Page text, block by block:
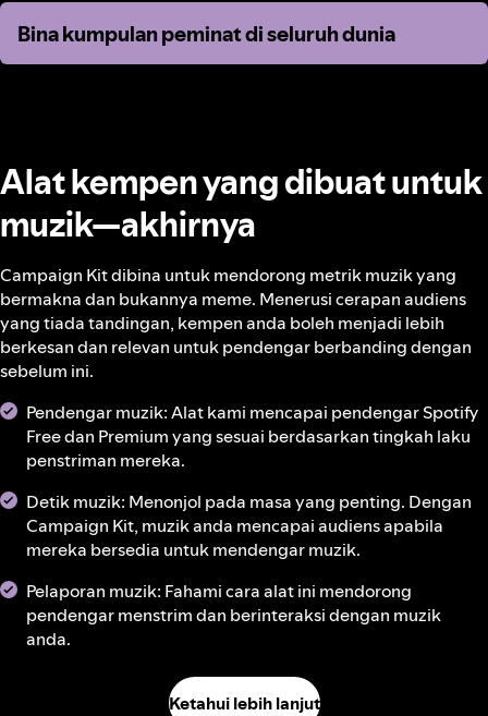
Bina kumpulan peminat di seluruh dunia
Bina kumpulan peminat di seluruh dunia
Alat kempen yang dibuat untuk
muzik—akhirnya
Campaign Kit dibina untuk mendorong metrik muzik yang
bermakna dan bukannya meme. Menerusi cerapan audiens
yang tiada tandingan, kempen anda boleh menjadi lebih
berkesan dan relevan untuk pendengar berbanding dengan
sebelum ini.
Pendengar muzik: Alat kami mencapai pendengar Spotify
Free dan Premium yang sesuai berdasarkan tingkah laku
penstriman mereka.
Detik muzik: Menonjol pada masa yang penting. Dengan
Campaign Kit, muzik anda mencapai audiens apabila
mereka bersedia untuk mendengar muzik.
Pelaporan muzik: Fahami cara alat ini mendorong
pendengar menstrim dan berinteraksi dengan muzik
anda.
Ketahui lebih lanjut